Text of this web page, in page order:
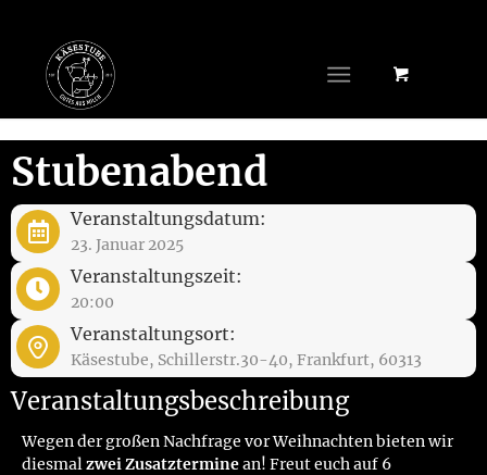
Stubenabend
Veranstaltungsdatum:
23. Januar 2025
Veranstaltungszeit:
20:00
Veranstaltungsort:
Käsestube, Schillerstr.30-40, Frankfurt, 60313
Veranstaltungsbeschreibung
Wegen der großen Nachfrage vor Weihnachten bieten wir
diesmalzwei Zusatzterminean! Freut euch auf 6